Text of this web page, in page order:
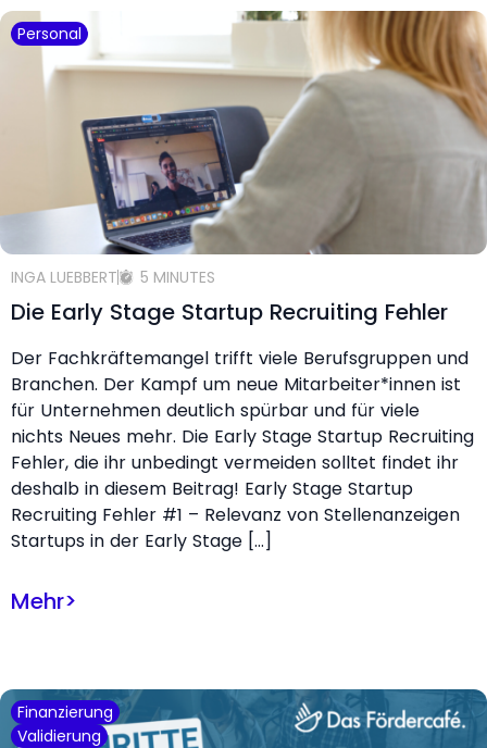
Personal
INGA LUEBBERT 5 MINUTES
Die Early Stage Startup Recruiting Fehler
Der Fachkräftemangel trifft viele Berufsgruppen und
Branchen. Der Kampf um neue Mitarbeiter*innen ist
für Unternehmen deutlich spürbar und für viele
nichts Neues mehr. Die Early Stage Startup Recruiting
Fehler, die ihr unbedingt vermeiden solltet findet ihr
deshalb in diesem Beitrag! Early Stage Startup
Recruiting Fehler #1 – Relevanz von Stellenanzeigen
Startups in der Early Stage […]
Mehr>
Finanzierung
Validierung